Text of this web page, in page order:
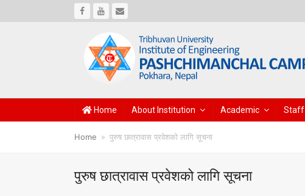
Facebook
Youtube
Home About Institution Academic Staff
Home » पुरुष छात्रावास प्रवेशको लागि सूचना
पुरुष छात्रावास प्रवेशको लागि सूचना